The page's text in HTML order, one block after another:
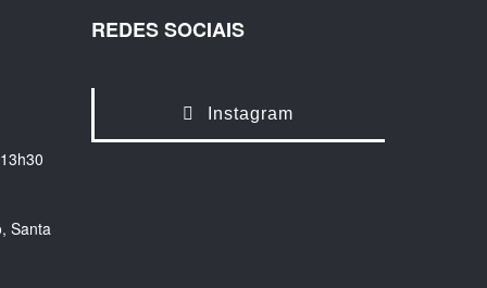
Santa
REDES SOCIAIS
Instagram